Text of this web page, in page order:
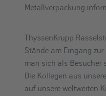
Metallverpackung
ThyssenKrupp
Stände am Eingang
man sich als Besucher
Die Kollegen aus
auf unsere weltweiten